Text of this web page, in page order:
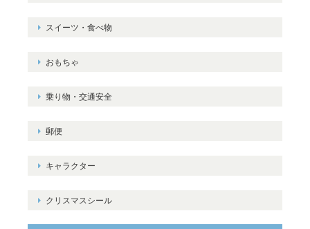
スイーツ・食べ物
おもちゃ
乗り物・交通安全
郵便
キャラクター
クリスマスシール